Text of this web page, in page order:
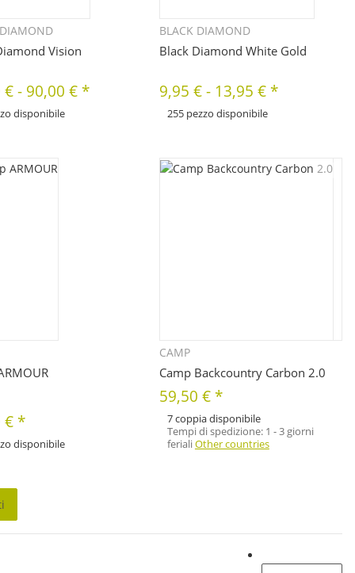
Quickbuy
Vision
€- 90,00 € *
disponibile
Quickbuy
BLACK DIAMOND
Black Diamond White Gold
9,95 €- 13,95 € *
255 pezzo disponibile
€ *
disponibile
CAMP
Camp Backcountry Carbon 2.0
59,50 € *
7 coppia disponibile
Tempi di spedizione: 1 - 3 giorni
ferialiOther countries